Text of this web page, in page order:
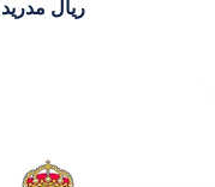
ريال